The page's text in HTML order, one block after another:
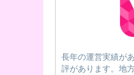
長年の運営実績が
評があります。地